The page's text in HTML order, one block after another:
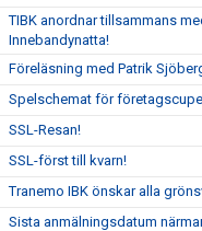
TIBK anordnar tillsammans
Innebandynatta!
Föreläsning med Patrik
Spelschemat för
SSL-Resan!
SSL-först till kvarn!
Tranemo IBK önskar alla
Sista anmälningsdatum